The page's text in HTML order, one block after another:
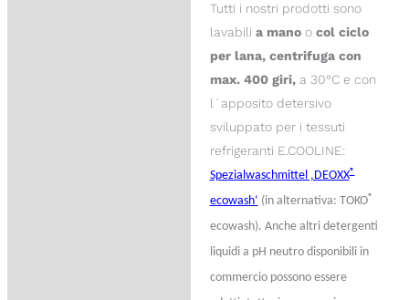
Tutti i nostri prodotti sono
lavabili a manoo col ciclo
per lana, centrifuga con
max. 400 giri,a 30°C e con
l´apposito detersivo
sviluppato per i tessuti
refrigeranti E.COOLINE:
Spezialwaschmittel ‚DEOXX®
ecowash‘ (in alternativa: TOKO®
ecowash). Anche altri detergenti
liquidi a pH neutro disponibili in
commercio possono essere